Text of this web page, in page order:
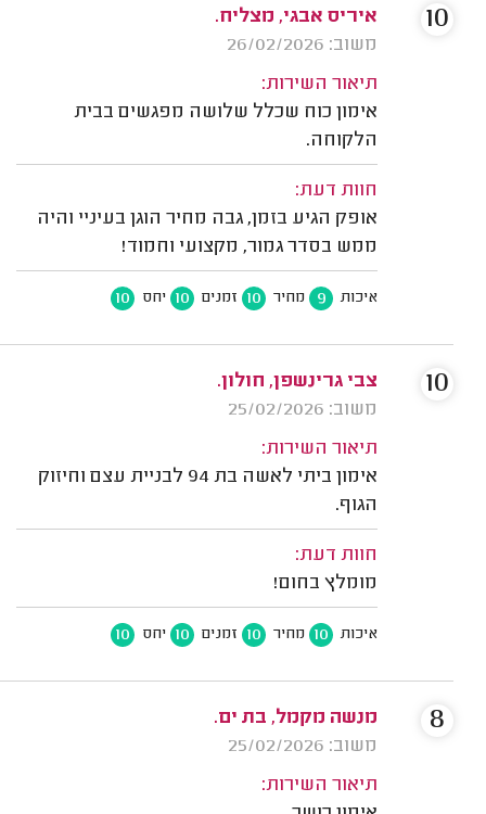
איריס אבגי, מצליח.
משוב: 26/02/2026
תיאור השירות:
אימון כוח שכלל שלושה מפגשים בבית
הלקוחה.
חוות דעת:
אופק הגיע בזמן, גבה מחיר הוגן בעיניי והיה
ממש בסדר גמור, מקצועי וחמוד!
איכות 9 מחיר 10 זמנים 10 יחס 10
10
צבי גרינשפן, חולון.
משוב: 25/02/2026
תיאור השירות:
אימון ביתי לאשה בת 94 לבניית עצם וחיזוק
הגוף.
חוות דעת:
מומלץ בחום!
איכות 10 מחיר 10 זמנים 10 יחס 10
10
מנשה מקמל, בת ים.
משוב: 25/02/2026
תיאור השירות:
8